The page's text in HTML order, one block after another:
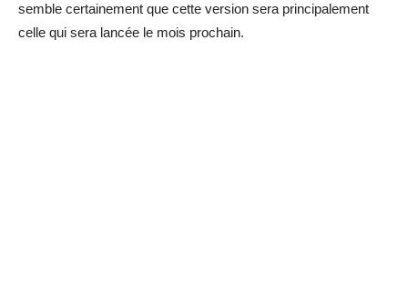
semble certainement que cette version sera principalement
celle qui sera lancée le mois prochain.